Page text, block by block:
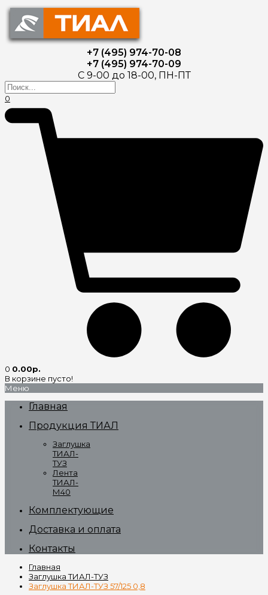
+7 (495) 974-70-08
+7 (495) 974-70-09
С 9-00 до 18-00, ПН-ПТ
0
0 0.00р.
В корзине пусто!
Меню
Главная
Продукция ТИАЛ
Заглушка
ТИАЛ-
ТУЗ
Лента
ТИАЛ-
М40
Комплектующие
Доставка и оплата
Контакты
Главная
Заглушка ТИАЛ-ТУЗ
Заглушка ТИАЛ-ТУЗ 57/125 0,8